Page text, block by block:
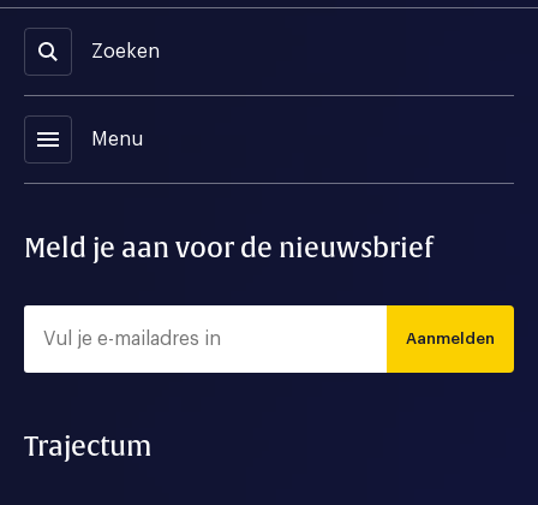
Zoeken
menu Menu
Meld je aan voor de nieuwsbrief
Aanmelden
Trajectum